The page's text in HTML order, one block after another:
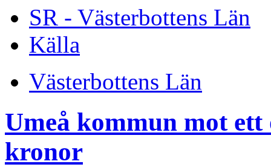
SR - Västerbottens Län
Källa
Västerbottens Län
Umeå kommun mot
kronor